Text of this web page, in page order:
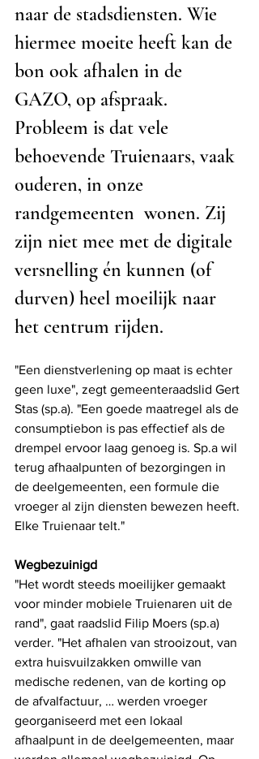
naar de stadsdiensten. Wie
hiermee moeite heeft kan de
bon ook afhalen in de
GAZO, op afspraak.
Probleem is dat vele
behoevende Truienaars, vaak
ouderen, in onze
randgemeenten  wonen. Zij
zijn niet mee met de digitale
versnelling én kunnen (of
durven) heel moeilijk naar
het centrum rijden.
"Een dienstverlening op maat is echter
geen luxe", zegt gemeenteraadslid Gert
Stas (sp.a). "Een goede maatregel als de
consumptiebon is pas effectief als de
drempel ervoor laag genoeg is. Sp.a wil
terug afhaalpunten of bezorgingen in
de deelgemeenten, een formule die
vroeger al zijn diensten bewezen heeft.
Elke Truienaar telt."
Wegbezuinigd
"Het wordt steeds moeilijker gemaakt
voor minder mobiele Truienaren uit de
rand", gaat raadslid Filip Moers (sp.a)
verder. "Het afhalen van strooizout, van
extra huisvuilzakken omwille van
medische redenen, van de korting op
de afvalfactuur, … werden vroeger
georganiseerd met een lokaal
afhaalpunt in de deelgemeenten, maar